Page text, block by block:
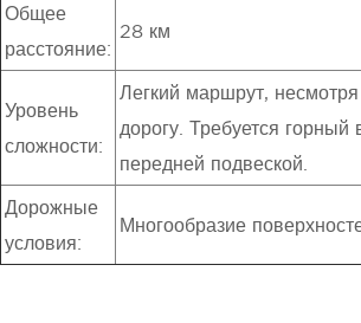
Общее
расстояние:
28 км
Уровень
сложности:
Легкий маршрут,
дорогу. Требуется горный
передней подвеской.
Дорожные
условия:
Многообразие